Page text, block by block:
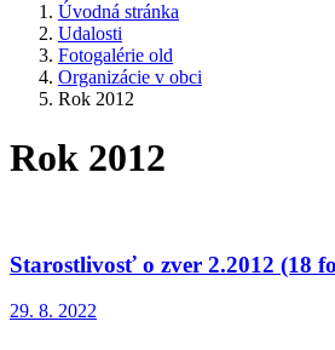
Úvodná stránka
Udalosti
Fotogalérie old
Organizácie v obci
Rok 2012
Rok 2012
Starostlivosť o zver 2.2012 (18
29. 8. 2022